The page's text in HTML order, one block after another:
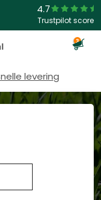
4.7
Trustpilot score
3